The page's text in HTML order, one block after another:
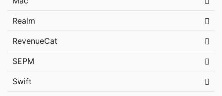
Realm
RevenueCat
SEPM
Swift